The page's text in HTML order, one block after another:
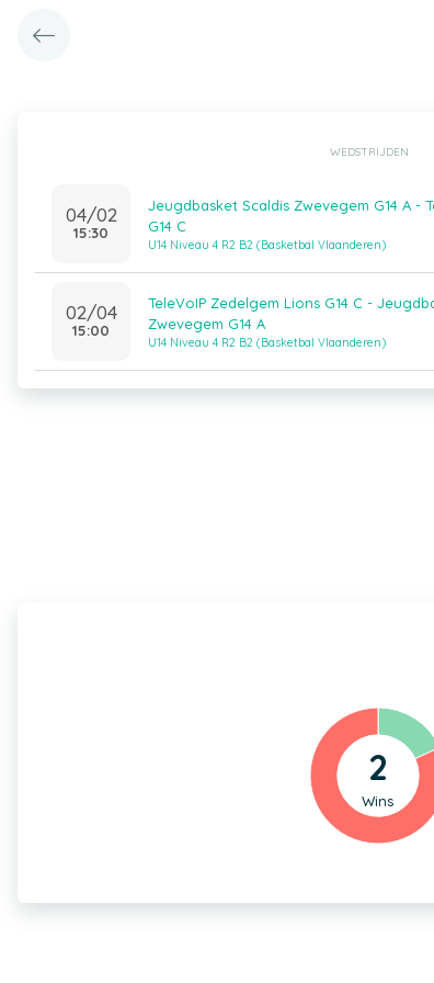
WEDSTRIJDEN
04/02
15:30
Jeugdbasket Scaldis Zwevegem G14 A -
G14 C
U14 Niveau 4 R2 B2 (Basketbal Vlaanderen)
02/04
15:00
TeleVoIP Zedelgem Lions G14 C -
Zwevegem G14 A
U14 Niveau 4 R2 B2 (Basketbal Vlaanderen)
2
Wins